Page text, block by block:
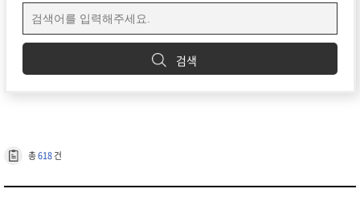
검색
총618건